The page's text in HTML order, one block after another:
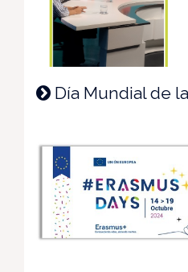
Día Mundial de